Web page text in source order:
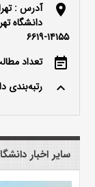
location_on
۱۴۱۵۵-۶۶۱۹
event_note تعداد مطالب
keyboard_arrow_up رتبه‌بندی
سایر اخبار